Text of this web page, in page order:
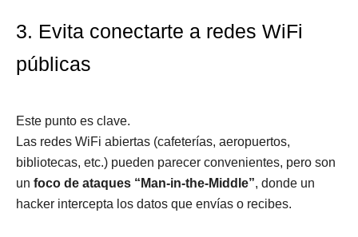
3. Evita conectarte a redes WiFi
públicas
Este punto es clave.
Las redes WiFi abiertas (cafeterías, aeropuertos,
bibliotecas, etc.) pueden parecer convenientes, pero son
un foco de ataques “Man-in-the-Middle”, donde un
hacker intercepta los datos que envías o recibes.